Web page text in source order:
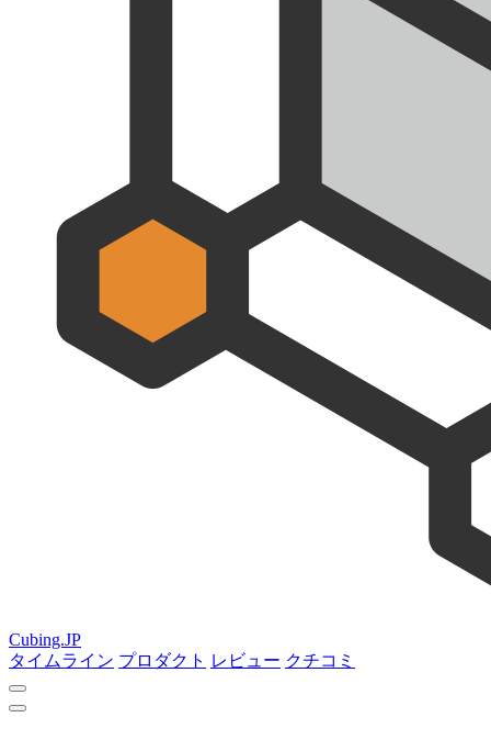
Cubing.JP
タイムライン プロダクト レビュー クチコミ